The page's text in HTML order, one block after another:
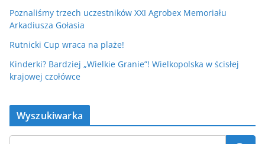
Poznaliśmy trzech uczestników XXI Agrobex Memoriału
Arkadiusza Gołasia
Rutnicki Cup wraca na plaże!
Kinderki? Bardziej „Wielkie Granie”! Wielkopolska w ścisłej
krajowej czołówce
Wyszukiwarka